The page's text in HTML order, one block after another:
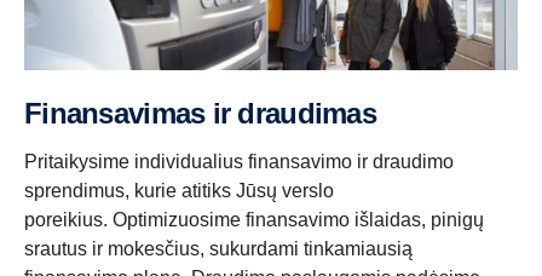
Finansavimas ir draudimas
Pritaikysime individualius finansavimo ir draudimo
sprendimus, kurie atitiks Jūsų verslo
poreikius. Optimizuosime finansavimo išlaidas, pinigų
srautus ir mokesčius, sukurdami tinkamiausią